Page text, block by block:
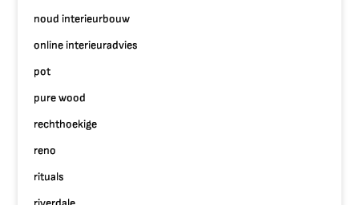
noud interieurbouw
online interieuradvies
pot
pure wood
rechthoekige
reno
rituals